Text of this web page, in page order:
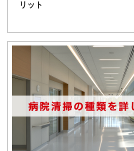
リット